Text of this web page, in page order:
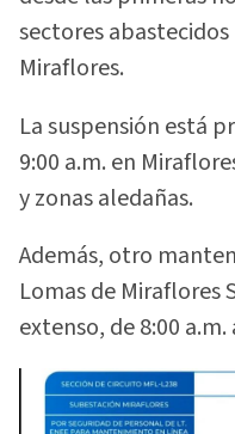
sectores
Miraflores.
La suspensión está
9:00 a.m. en
y zonas aledañas.
Además, otro
Lomas de Miraflores
extenso, de 8:00 a.m.